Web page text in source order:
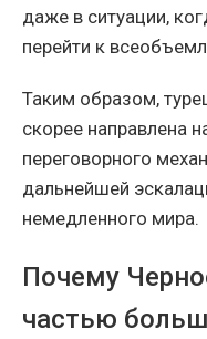
даже в ситуации,
перейти к
Таким образом,
скорее направлена
переговорного
дальнейшей
немедленного мира.
Почему
частью